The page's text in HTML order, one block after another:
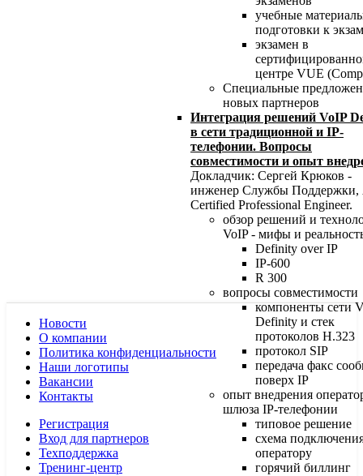
учебные
подготовки к
экзамен в
центре VUE
Специальные
новых партнеров
Интеграция решений VoIP
в сети традиционной и IP-
телефонии. Вопросы
совместимости и опыт
Докладчик: Сергей Крюков -
инженер Службы Поддержки,
Certified Professional Engineer.
обзор решений и
VoIP - мифы и
Definity over IP
IP-600
R 300
вопросы совместимости
компоненты сети
Definity и стек
протоколов H.323
протокол SIP
передача факс
поверх IP
опыт внедрения
шлюза IP-телефонии
типовое решение
схема
оператору
горячий биллинг
Новости
О компании
Политика конфиденциальности
Наши логотипы
Вакансии
Контакты
Регистрация
Вход для партнеров
Техподдержка
Тренинг-центр